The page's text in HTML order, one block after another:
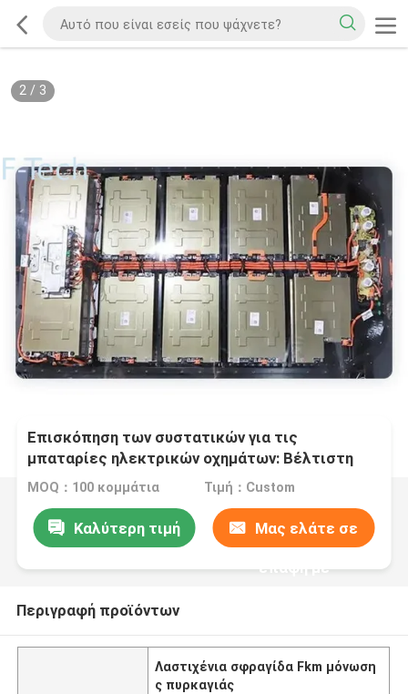
2/ 3
Επισκόπηση των συστατικών για τις
μπαταρίες ηλεκτρικών οχημάτων: Βέλτιστη
θερμική διαχείριση και μόνωση
MOQ：100 κομμάτια Τιμή：Custom
Καλύτερη τιμή Μας ελάτε σε
επαφή με
Περιγραφή προϊόντων
Λαστιχένια σφραγίδα Fkm μόνωση
ς πυρκαγιάς